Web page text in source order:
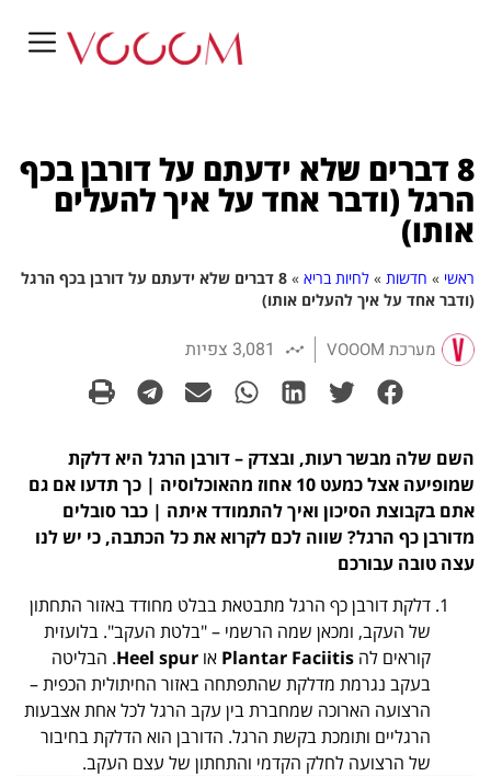
8 דברים שלא ידעתם על דורבן בכף
הרגל (ודבר אחד על איך להעלים
אותו)
ראשי » חדשות » לחיות בריא »
8 דברים שלא ידעתם על דורבן בכף הרגל
(ודבר אחד על איך להעלים אותו)
מערכת VOOOM 3,081 צפיות
השם שלה מבשר רעות, ובצדק – דורבן הרגל היא דלקת
שמופיעה אצל כמעט 10 אחוז מהאוכלוסיה | כך תדעו אם גם
אתם בקבוצת הסיכון ואיך להתמודד איתה | כבר סובלים
מדורבן כף הרגל? שווה לכם לקרוא את כל הכתבה, כי יש לנו
עצה טובה עבורכם
דלקת דורבן כף הרגל מתבטאת בבלט מחודד באזור התחתון
של העקב, ומכאן שמה הרשמי – "בלטת העקב". בלועזית
קוראים לה Plantar Faciitis או Heel spur. הבליטה
בעקב נגרמת מדלקת שהתפתחה באזור החיתולית הכפית –
הרצועה הארוכה שמחברת בין עקב הרגל לכל אחת אצבעות
הרגליים ותומכת בקשת הרגל. הדורבן הוא הדלקת בחיבור
של הרצועה לחלק הקדמי והתחתון של עצם העקב.